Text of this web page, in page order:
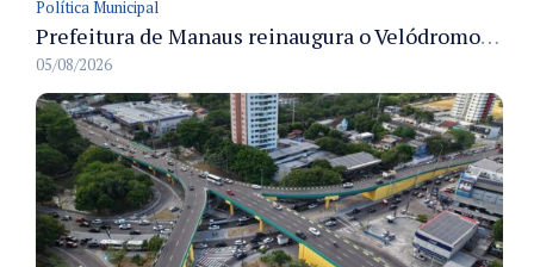
Política Municipal
Prefeitura de Manaus reinaugura o Velódromo Professora Alzira Campos e entrega espaço esportivo totalmente revitalizado
05/08/2026